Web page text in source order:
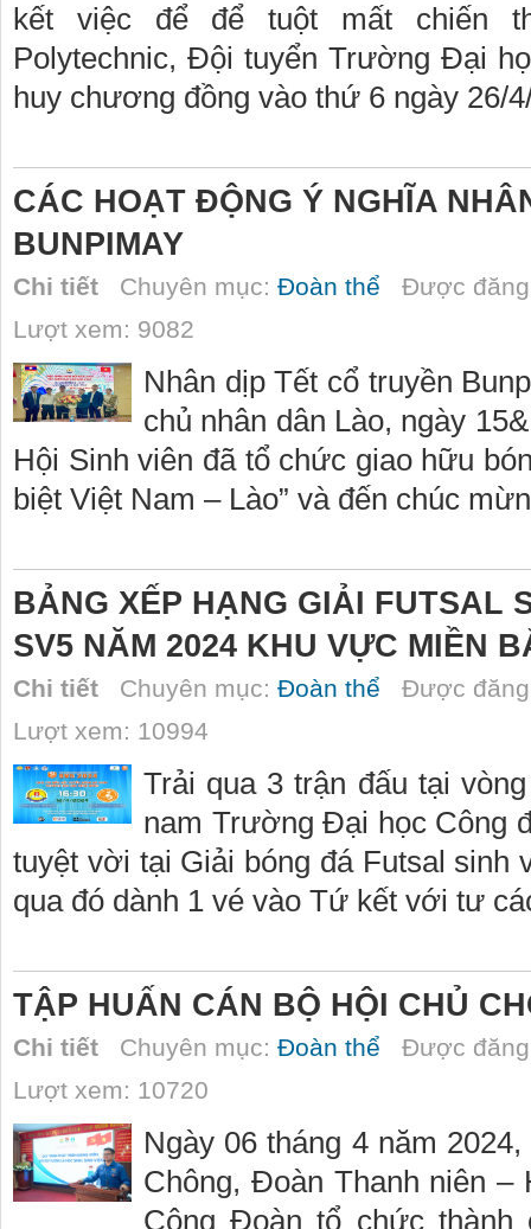
kết việc để để tuột mất chiến
Polytechnic, Đội tuyển Trường Đại
huy chương đồng vào thứ 6 ngày 26/
CÁC HOẠT ĐỘNG Ý NGHĨA
BUNPIMAY
Chi tiết Chuyên mục: Đoàn thể Được
Lượt xem: 9082
Nhân dịp Tết cổ truyền
chủ nhân dân Lào, ngày
Hội Sinh viên đã tổ chức giao hữu
biệt Việt Nam – Lào” và đến chúc
BẢNG XẾP HẠNG GIẢI FUTSAL
SV5 NĂM 2024 KHU VỰC MIỀN
Chi tiết Chuyên mục: Đoàn thể Được
Lượt xem: 10994
Trải qua 3 trận đấu tại
nam Trường Đại học Công
tuyệt vời tại Giải bóng đá Futsal sinh
qua đó dành 1 vé vào Tứ kết với tư
TẬP HUẤN CÁN BỘ HỘI CHỦ
Chi tiết Chuyên mục: Đoàn thể Được
Lượt xem: 10720
Ngày 06 tháng 4 năm
Chông, Đoàn Thanh niên
Công Đoàn tổ chức thành